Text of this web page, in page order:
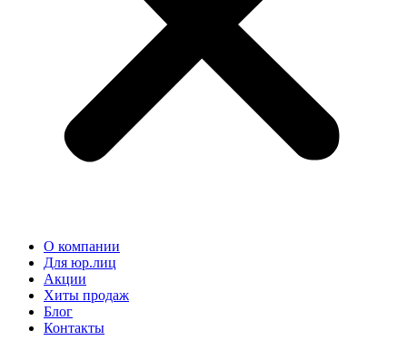
О компании
Для юр.лиц
Акции
Хиты продаж
Блог
Контакты